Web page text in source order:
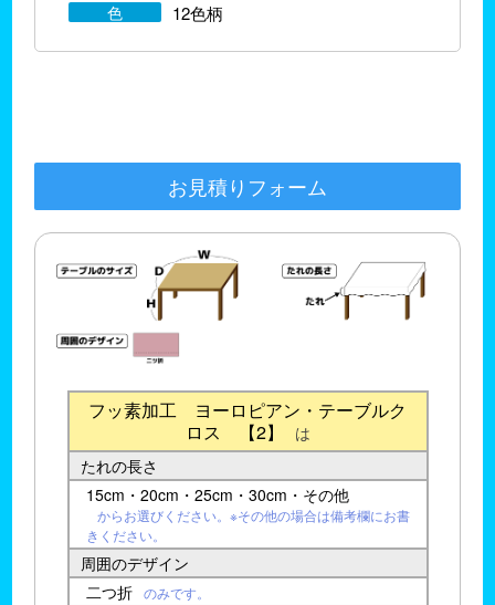
色 12色柄
お見積りフォーム
フッ素加工 ヨーロピアン・テーブルク
ロス 【2】
は
たれの長さ
15cm・20cm・25cm・30cm・その他
からお選びください。※その他の場合は備考欄にお書
きください。
周囲のデザイン
二つ折
のみです。